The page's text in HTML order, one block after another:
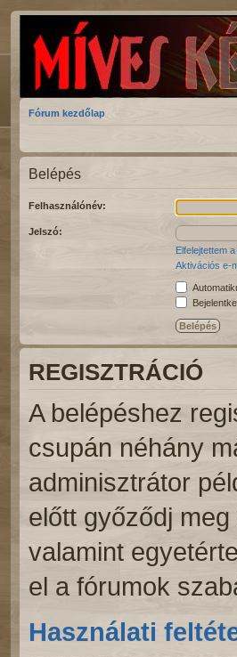
Fórum kezdőlap
Belépés
Felhasználónév:
Jelszó:
Elfelejtettem
Aktivációs e-
REGISZTRÁCIÓ
A belépéshez
csupán néhány
adminisztrátor
előtt győződj
valamint
el a fórumok
Használati